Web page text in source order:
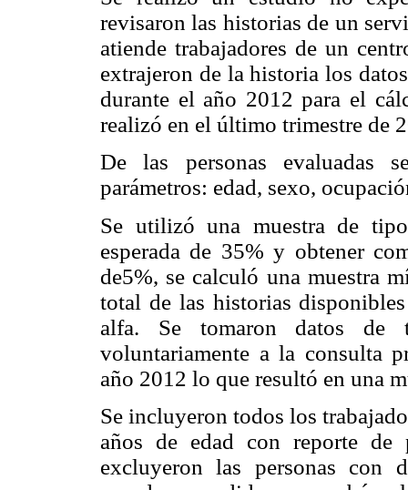
revisaron las historias de un
atiende trabajadores de un
extrajeron de la historia los
durante el año 2012 para el
realizó en el último trimestre de
De las personas evaluadas
parámetros: edad, sexo,
Se utilizó una muestra de
esperada de 35% y obtener
de5%, se calculó una muestra
total de las historias
alfa. Se tomaron datos de
voluntariamente a la consulta
año 2012 lo que resultó en una
Se incluyeron todos los
años de edad con reporte
excluyeron las personas con